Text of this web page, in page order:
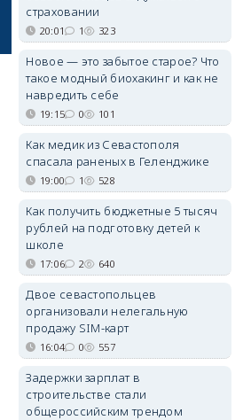
страховании
20:01 1 323
Новое — это забытое старое? Что
такое модный биохакинг и как не
навредить себе
19:15 0 101
Как медик из Севастополя
спасала раненых в Геленджике
19:00 1 528
Как получить бюджетные 5 тысяч
рублей на подготовку детей к
школе
17:06 2 640
Двое севастопольцев
организовали нелегальную
продажу SIM-карт
16:04 0 557
Задержки зарплат в
строительстве стали
общероссийским трендом